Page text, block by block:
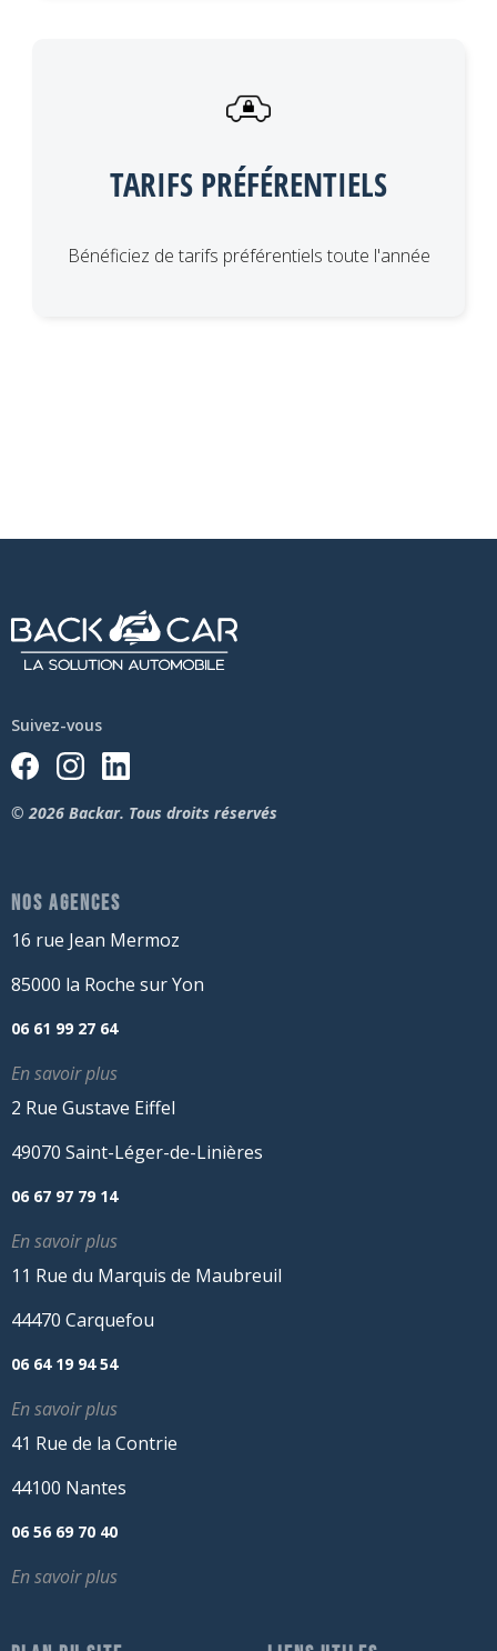
TARIFS PRÉFÉRENTIELS
Bénéficiez de tarifs préférentiels toute l'année
Suivez-vous
© 2026 Backar. Tous droits réservés
NOS AGENCES
16 rue Jean Mermoz
85000 la Roche sur Yon
06 61 99 27 64
En savoir plus
2 Rue Gustave Eiffel
49070 Saint-Léger-de-Linières
06 67 97 79 14
En savoir plus
11 Rue du Marquis de Maubreuil
44470 Carquefou
06 64 19 94 54
En savoir plus
41 Rue de la Contrie
44100 Nantes
06 56 69 70 40
En savoir plus